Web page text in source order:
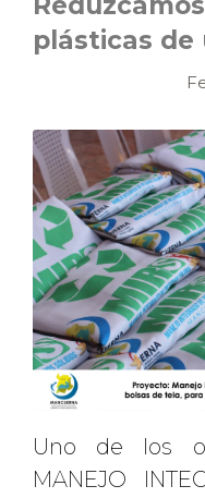
plásticas de
Uno de los
MANEJO